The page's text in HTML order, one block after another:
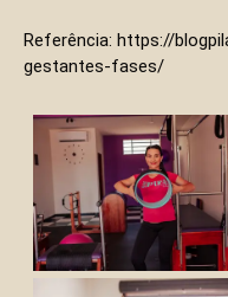
Referência: https://
gestantes-fases/